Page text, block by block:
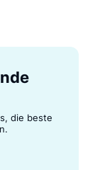
die beste